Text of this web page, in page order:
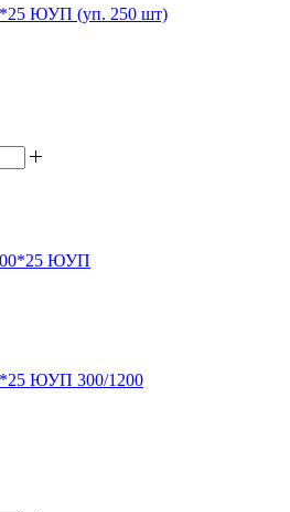
ЮУП (уп. 250 шт)
ЮУП 300/1200